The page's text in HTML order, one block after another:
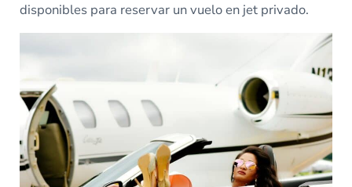
disponibles para reservar un vuelo en jet privado.